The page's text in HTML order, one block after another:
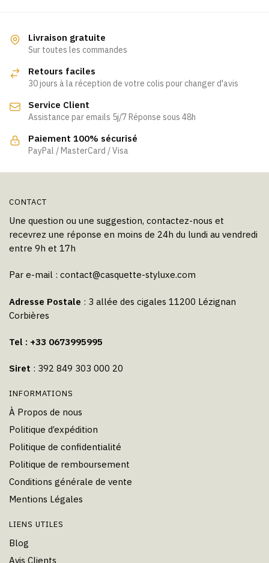
variations.
Les
peuvent
choisies
sur
la
page
être
Livraison gratuite
Sur toutes les commandes
Retours faciles
30 jours à la réception de votre colis pour changer d'avis
Service Client
Assistance par emails 5j/7 Réponse sous 48h
Paiement 100% sécurisé
PayPal / MasterCard / Visa
CONTACT
Une question ou une suggestion, contactez-nous et
recevrez une réponse en moins de 24h du lundi au vendredi
entre 9h et 17h
Par e-mail : contact@casquette-styluxe.com
Adresse Postale : 3 allée des cigales 11200 Lézignan
Corbières
Tel : +33 0673995995
Siret : 392 849 303 000 20
INFORMATIONS
À Propos de nous
Politique d’expédition
Politique de confidentialité
Politique de remboursement
Conditions générale de vente
Mentions Légales
LIENS UTILES
Blog
Avis Clients